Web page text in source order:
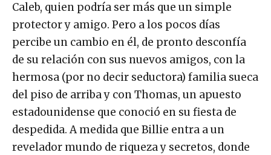
Caleb, quien podría ser más que un simple
protector y amigo. Pero a los pocos días
percibe un cambio en él, de pronto desconfía
de su relación con sus nuevos amigos, con la
hermosa (por no decir seductora) familia sueca
del piso de arriba y con Thomas, un apuesto
estadounidense que conoció en su fiesta de
despedida. A medida que Billie entra a un
revelador mundo de riqueza y secretos, donde